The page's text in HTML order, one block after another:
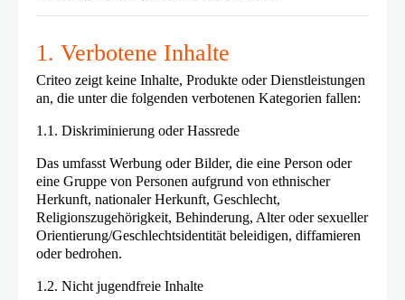
1. Verbotene Inhalte
Criteo zeigt keine Inhalte, Produkte oder Dienstleistungen
an, die unter die folgenden verbotenen Kategorien fallen:
1.1. Diskriminierung oder Hassrede
Das umfasst Werbung oder Bilder, die eine Person oder
eine Gruppe von Personen aufgrund von ethnischer
Herkunft, nationaler Herkunft, Geschlecht,
Religionszugehörigkeit, Behinderung, Alter oder sexueller
Orientierung/Geschlechtsidentität beleidigen, diffamieren
oder bedrohen.
1.2. Nicht jugendfreie Inhalte